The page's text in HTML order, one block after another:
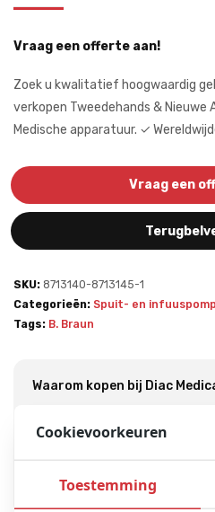
Vraag een offerte aan!
Zoek u kwalitatief hoogwaardig
verkopen Tweedehands & Nieuwe
Medische apparatuur. ✓
Vraag een
SKU: 8713140-8713145-1
Categorieën: Spuit- en
Tags: B. Braun
Waarom kopen bij Diac
Uitgebreide voorraad
Experts in het vakgebied
9,0 klantenbeoordeling
Cookievoorkeuren
Toestemming